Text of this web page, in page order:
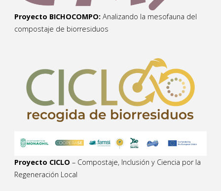
Proyecto BICHOCOMPO: Analizando la mesofauna del
compostaje de biorresiduos
Proyecto CICLO – Compostaje, Inclusión y Ciencia por la
Regeneración Local